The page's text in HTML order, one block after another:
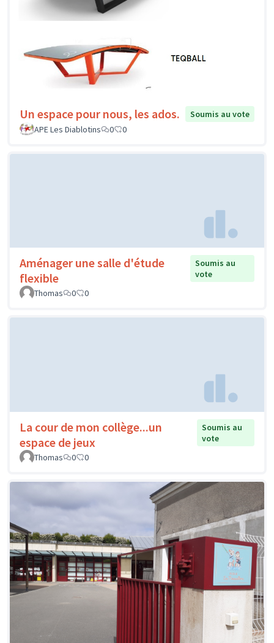
Un espace pour nous, les ados.
Soumis au vote
APE Les Diablotins
0 0
Aménager une salle d'étude
flexible
Soumis au
vote
Thomas
0 0
La cour de mon collège...un
espace de jeux
Soumis au
vote
Thomas
0 0